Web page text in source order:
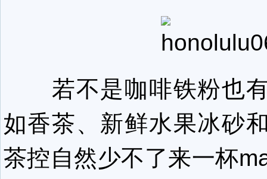
若不是咖啡铁粉也有
如香茶、新鲜水果冰砂
茶控自然少不了来一杯